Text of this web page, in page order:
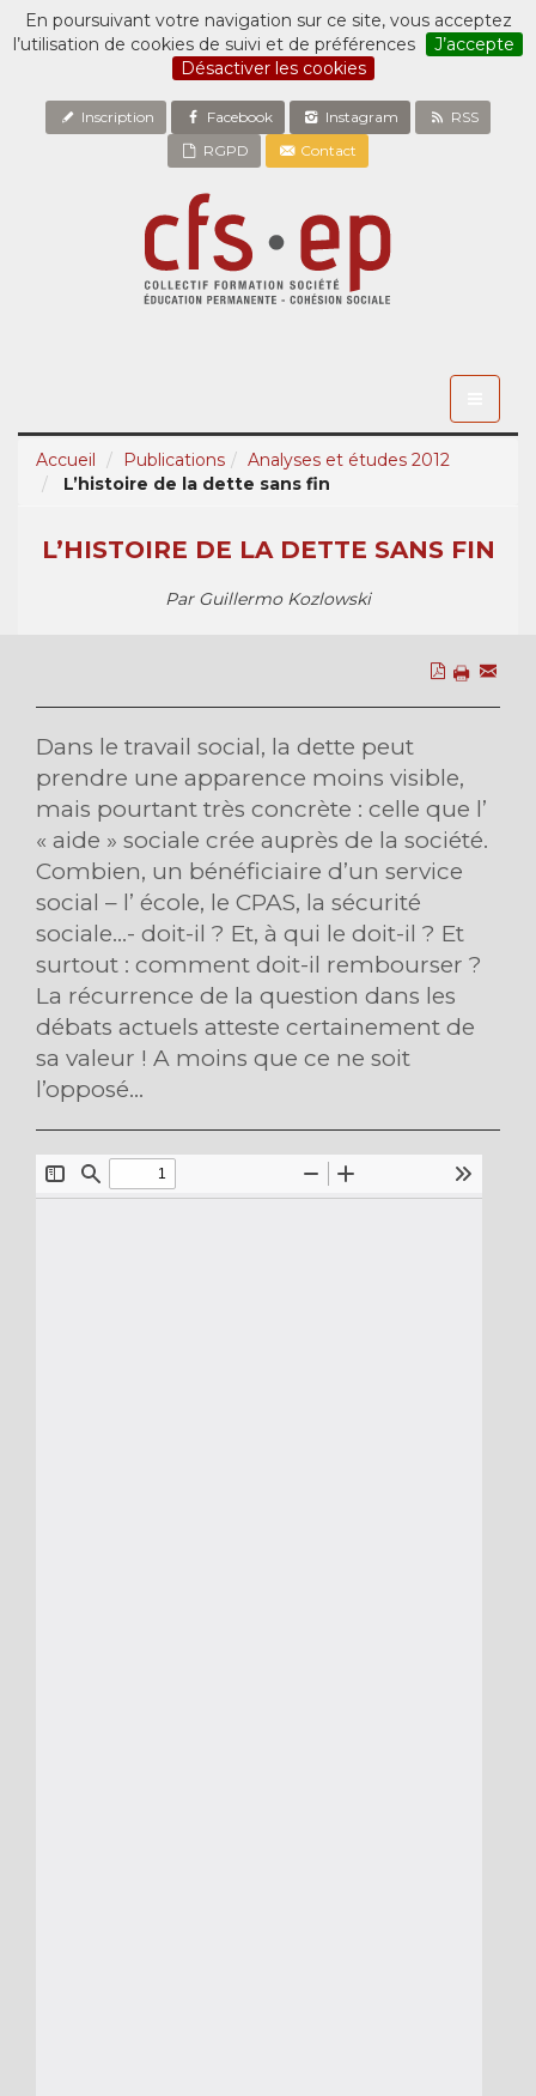
En poursuivant votre navigation sur ce site, vous acceptez
l’utilisation de cookies de suivi et de préférences
J’accepte
Désactiver les cookies
Inscription Facebook Instagram
RSS
RGPD
Contact
Accueil
Publications
Analyses et études 2012
L’histoire de la dette sans fin
L’HISTOIRE DE LA DETTE SANS FIN
Par Guillermo Kozlowski
Dans le travail social, la dette peut
prendre une apparence moins visible,
mais pourtant très concrète : celle que l’
« aide » sociale crée auprès de la société.
Combien, un bénéficiaire d’un service
social – l’ école, le CPAS, la sécurité
sociale...- doit-il ? Et, à qui le doit-il ? Et
surtout : comment doit-il rembourser ?
La récurrence de la question dans les
débats actuels atteste certainement de
sa valeur ! A moins que ce ne soit
l’opposé...